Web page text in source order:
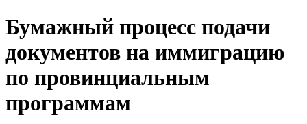
Бумажный процесс подачи
документов на иммиграцию
по провинциальным
программам